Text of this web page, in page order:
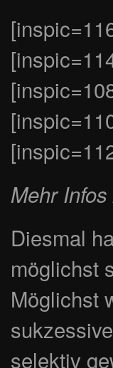
Mehr
Diesmal
möglichst
Möglichst
selektiv